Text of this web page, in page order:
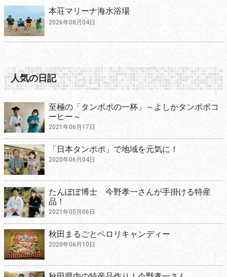
本荘マリーナ海水浴場
2026年08月04日
人気の日記
至極の「タンポポの一杯」～よしかタンポポコ
ーヒー～
2021年06月17日
「日本タンポポ」で地域を元気に！
2020年06月04日
たんぽぽ博士 今野孝一さんが手掛ける特産
品！
2021年05月06日
秋田まるごとペロリキャンディー
2020年06月10日